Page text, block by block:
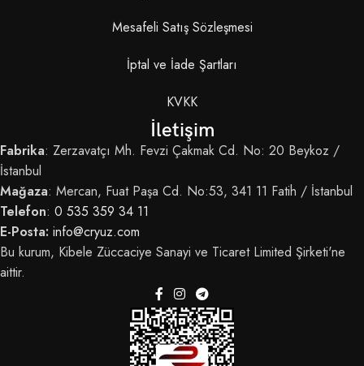
Mesafeli Satış Sözleşmesi
İptal ve İade Şartları
KVKK
İletişim
Fabrika: Zerzavatçı Mh. Fevzi Çakmak Cd. No: 20 Beykoz /
İstanbul
Mağaza: Mercan, Fuat Paşa Cd. No:53, 341 11 Fatih / İstanbul
Telefon: 0 535 359 34 11
E-Posta: info@cryuz.com
Bu kurum, Kibele Züccaciye Sanayi ve Ticaret Limited Şirketi'ne
aittir.